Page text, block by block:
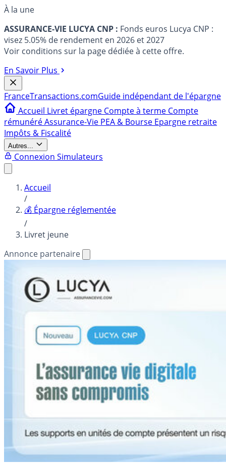
À la une
ASSURANCE-VIE LUCYA CNP : Fonds euros Lucya CNP :
visez 5.05% de rendement en 2026 et 2027
Voir conditions sur la page dédiée à cette offre.
En Savoir Plus
FranceTransactions.comGuide indépendant de l'épargne
Accueil Livret épargne Compte à terme Compte
rémunéréAssurance-Vie PEA & Bourse Epargne retraite
Impôts & Fiscalité
Autres...
Connexion Simulateurs
Accueil
/
💰 Épargne réglementée
/
Livret jeune
Annonce partenaire